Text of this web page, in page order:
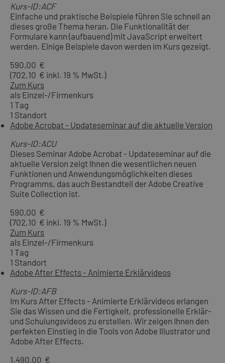
Kurs-ID:ACF
Einfache und praktische Beispiele führen Sie schnell an
dieses große Thema heran. Die Funktionalität der
Formulare kann (aufbauend) mit JavaScript erweitert
werden. Einige Beispiele davon werden im Kurs gezeigt.
590,00 €
(702,10 € inkl. 19 % MwSt.)
Zum Kurs
als Einzel-/Firmenkurs
1 Tag
1 Standort
Adobe Acrobat - Updateseminar auf die aktuelle Version
Kurs-ID:ACU
Dieses Seminar Adobe Acrobat - Updateseminar auf die
aktuelle Version zeigt Ihnen die wesentlichen neuen
Funktionen und Anwendungsmöglichkeiten dieses
Programms, das auch Bestandteil der Adobe Creative
Suite Collection ist.
590,00 €
(702,10 € inkl. 19 % MwSt.)
Zum Kurs
als Einzel-/Firmenkurs
1 Tag
1 Standort
Adobe After Effects - Animierte Erklärvideos
Kurs-ID:AFB
Im Kurs After Effects - Animierte Erklärvideos erlangen
Sie das Wissen und die Fertigkeit, professionelle Erklär-
und Schulungsvideos zu erstellen. Wir zeigen Ihnen den
perfekten Einstieg in die Tools von Adobe Illustrator und
Adobe After Effects.
1.490,00 €